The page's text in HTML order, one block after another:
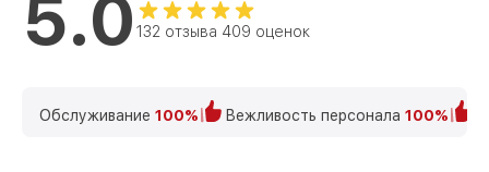
5.0 132 отзыва 409 оценок
Обслуживание 100% Вежливость персонала 100%